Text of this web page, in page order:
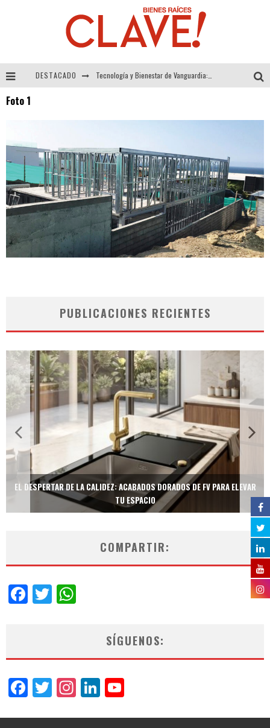
DESTACADO
Alexandra Bedoya – La Constancia detrás de La Paletería
Foto 1
PUBLICACIONES RECIENTES
EL DESPERTAR DE LA CALIDEZ: ACABADOS DORADOS DE FV PARA ELEVAR
TU ESPACIO
COMPARTIR:
Facebook
Twitter
SÍGUENOS:
Facebook
Twitter
Instagram
LinkedIn